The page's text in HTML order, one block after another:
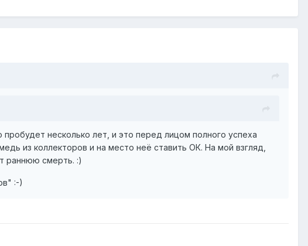
несколько лет, и это перед лицом полного успеха
из коллекторов и на место неё ставить ОК. На мой взгляд,
раннюю смерть. :)
:-)